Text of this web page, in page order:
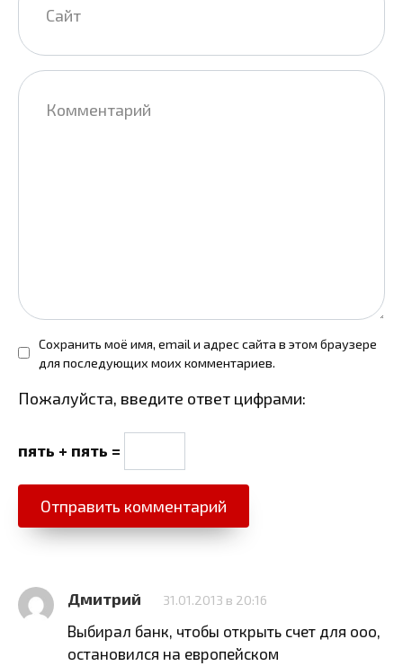
Комментарий
Сохранить моё имя, email и адрес сайта в этом браузере
для последующих моих комментариев.
Пожалуйста, введите ответ цифрами:
пять + пять =
Дмитрий 31.01.2013 в 20:16
Выбирал банк, чтобы открыть счет для ооо,
остановился на европейском